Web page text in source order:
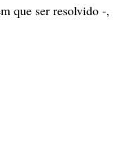
que ser resolvido -,